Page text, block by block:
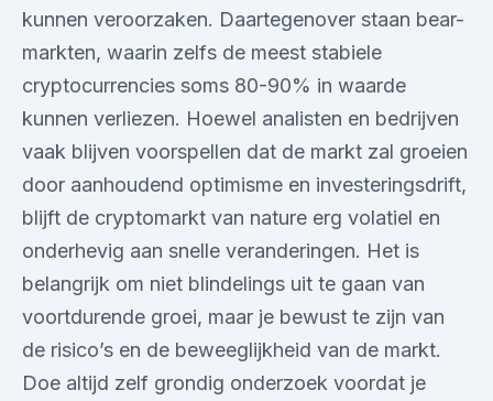
kunnen veroorzaken. Daartegenover staan bear-
markten, waarin zelfs de meest stabiele
cryptocurrencies soms 80-90% in waarde
kunnen verliezen. Hoewel analisten en bedrijven
vaak blijven voorspellen dat de markt zal groeien
door aanhoudend optimisme en investeringsdrift,
blijft de cryptomarkt van nature erg volatiel en
onderhevig aan snelle veranderingen. Het is
belangrijk om niet blindelings uit te gaan van
voortdurende groei, maar je bewust te zijn van
de risico’s en de beweeglijkheid van de markt.
Doe altijd zelf grondig onderzoek voordat je